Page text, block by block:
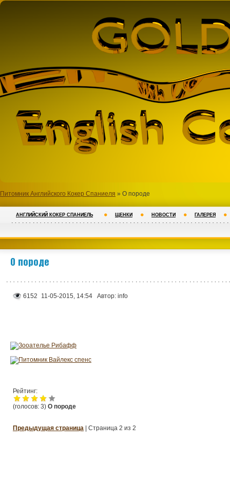
Питомник Английского Кокер Спаниеля » О породе
АНГЛИЙСКИЙ КОКЕР СПАНИЕЛЬ ЩЕНКИ НОВОСТИ ГАЛЕРЕЯ
О породе
11-05-2015, 14:54 Автор: info
6152
Рейтинг:
(голосов: 3) О породе
Предыдущая страница | Страница 2 из 2